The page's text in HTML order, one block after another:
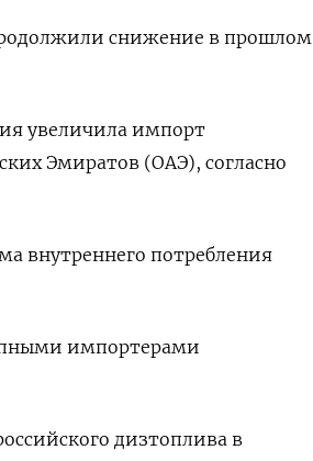
снижение в прошлом
увеличила импорт
Эмиратов (ОАЭ), согласно
внутреннего потребления
импортерами
дизтоплива в